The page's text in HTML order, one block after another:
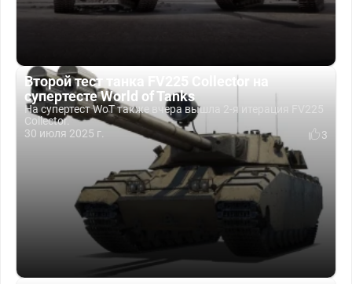
Второй тест танка FV225 Collector на
супертесте World of Tanks
На супертест WoT также вчера вышла 2-я итерация FV225
Collector.
30 июля 2025 г.
3